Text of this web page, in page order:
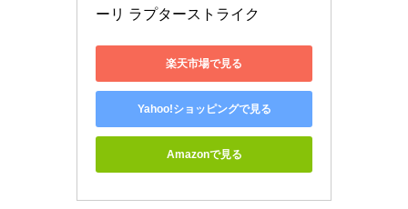
ーリ ラプターストライク
楽天市場で見る
Yahoo!ショッピングで見る
Amazonで見る